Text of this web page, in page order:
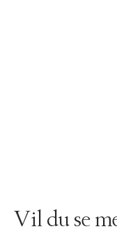
Vil du se